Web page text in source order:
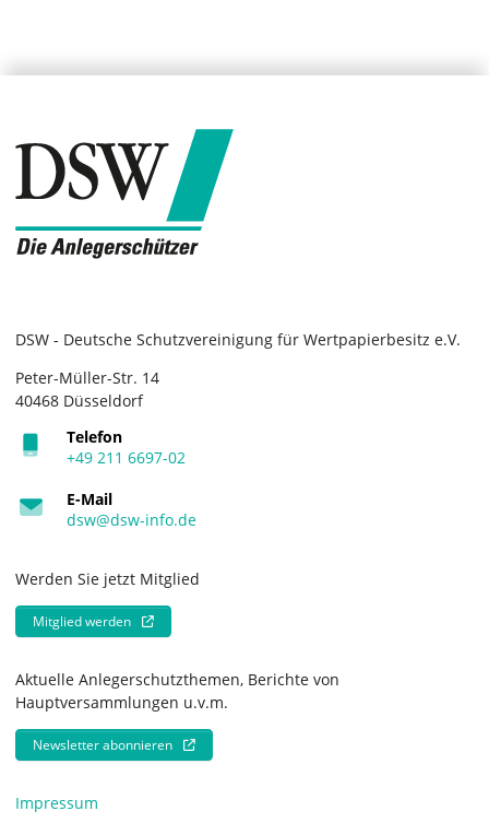
DSW - Deutsche Schutzvereinigung für Wertpapierbesitz e.V.
Peter-Müller-Str. 14
40468 Düsseldorf
Telefon
+49 211 6697-02
E-Mail
dsw@dsw-info.de
Werden Sie jetzt Mitglied
Mitglied werden
Aktuelle Anlegerschutzthemen, Berichte von
Hauptversammlungen u.v.m.
Newsletter abonnieren
Impressum